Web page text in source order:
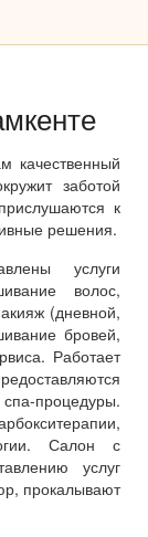
качественный
заботой
к
решения.
услуги
волос,
(дневной,
бровей,
Работает
процедуры.
Салон с
услуг
прокалывают